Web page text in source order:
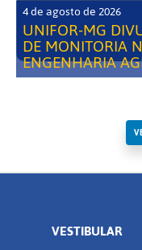
4 de agosto de 2026
UNIFOR-MG
DE MONITORIA
ENGENHARIA
VESTIBULAR